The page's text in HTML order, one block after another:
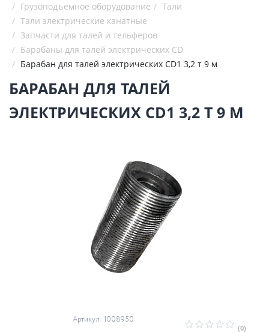
Грузоподъемное оборудование
Тали
Тали электрические канатные
Запчасти для талей и тельферов
Барабаны для талей электрических CD
Барабан для талей электрических CD1 3,2 т 9 м
БАРАБАН ДЛЯ ТАЛЕЙ
ЭЛЕКТРИЧЕСКИХ CD1 3,2 Т 9 М
Артикул: 1008950
(0)